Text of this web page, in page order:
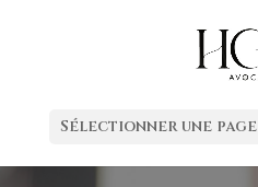
Sélectionner une page